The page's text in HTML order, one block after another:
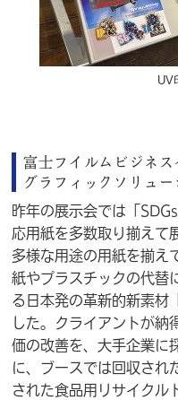
UV
富士フイルムビジネ
グラフィックソリュー
昨年の展示会では「
応用紙を多数取り揃えて
多様な用途の用紙を揃え
紙やプラスチックの代替
る日本発の革新的新素材
した。クライアントが納
価の改善を、大手企業に
に、ブースでは回収さ
された食品用リサイクル